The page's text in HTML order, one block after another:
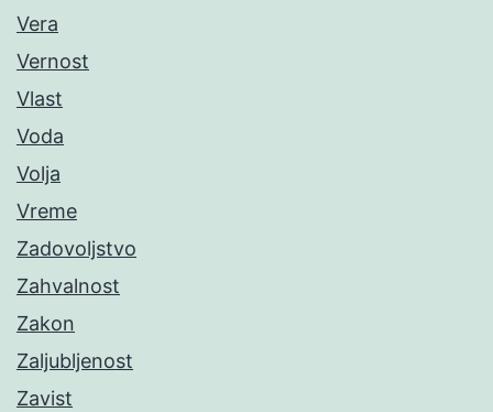
Vera
Vernost
Vlast
Voda
Volja
Vreme
Zadovoljstvo
Zahvalnost
Zakon
Zaljubljenost
Zavist